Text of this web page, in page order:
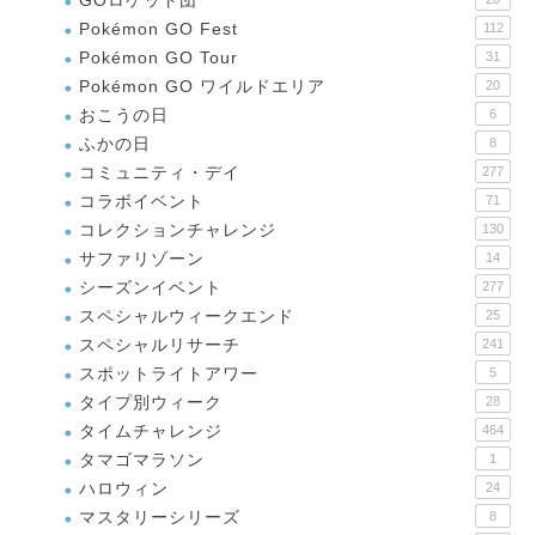
Pokémon GO Fest 112
Pokémon GO Tour 31
Pokémon GO ワイルドエリア 20
おこうの日 6
ふかの日 8
コミュニティ・デイ 277
コラボイベント 71
コレクションチャレンジ 130
サファリゾーン 14
シーズンイベント 277
スペシャルウィークエンド 25
スペシャルリサーチ 241
スポットライトアワー 5
タイプ別ウィーク 28
タイムチャレンジ 464
タマゴマラソン 1
ハロウィン 24
マスタリーシリーズ 8